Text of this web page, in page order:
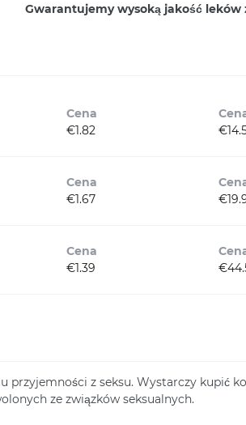
Gwarantujemy wysoką jakość
Cena
€1.82
Cena
€1.67
Cena
€1.39
z seksu. Wystarczy kupić
ze związków seksualnych.